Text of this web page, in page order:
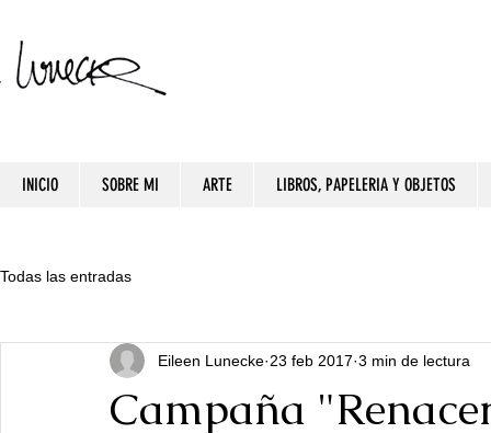
INICIO SOBRE MI ARTE LIBROS, PAPELERIA Y OBJETOS
Todas las entradas
Campaña
Eileen Lunecke 23 feb 2017 3 min de lectura